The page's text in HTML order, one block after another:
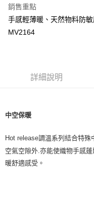
ATM付款
運送方式
臺灣離島-金、馬、澎
銷售重點
手感輕薄暖、天然物料防
MV2164
詳細說明
中空保暖
Hot release調溫系列結合特殊
空氣空隙外 亦能使織物手感蓬
暖舒適感受。